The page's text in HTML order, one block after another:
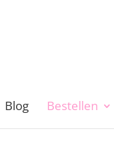
Blog Bestellen